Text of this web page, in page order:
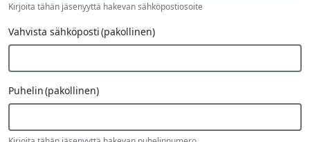
Kirjoita tähän jäsenyyttä hakevan sähköpostiosoite
Vahvista sähköposti(pakollinen)
Puhelin(pakollinen)